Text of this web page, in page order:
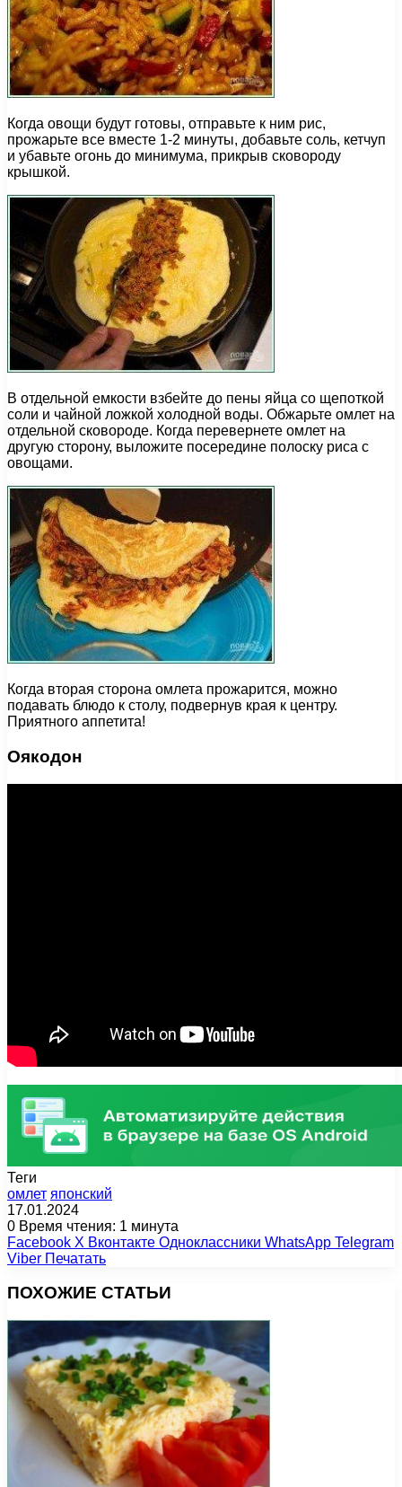
Когда овощи будут готовы, отправьте к ним рис,
прожарьте все вместе 1-2 минуты, добавьте соль, кетчуп
и убавьте огонь до минимума, прикрыв сковороду
крышкой.
В отдельной емкости взбейте до пены яйца со щепоткой
соли и чайной ложкой холодной воды. Обжарьте омлет на
отдельной сковороде. Когда перевернете омлет на
другую сторону, выложите посередине полоску риса с
овощами.
Когда вторая сторона омлета прожарится, можно
подавать блюдо к столу, подвернув края к центру.
Приятного аппетита!
Оякодон
Теги
омлет японский
17.01.2024
0 Время чтения: 1 минута
Facebook X Вконтакте Одноклассники WhatsApp Telegram
Viber Печатать
ПОХОЖИЕ СТАТЬИ